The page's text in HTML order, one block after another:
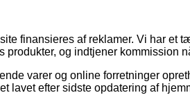
finansieres af reklamer. Vi har et
produkter, og indtjener kommission
varer og online forretninger
lavet efter sidste opdatering af